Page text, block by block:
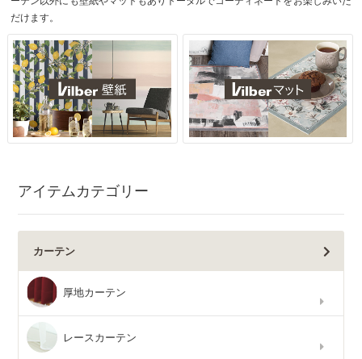
だけます。
アイテムカテゴリー
カーテン
厚地カーテン
レースカーテン